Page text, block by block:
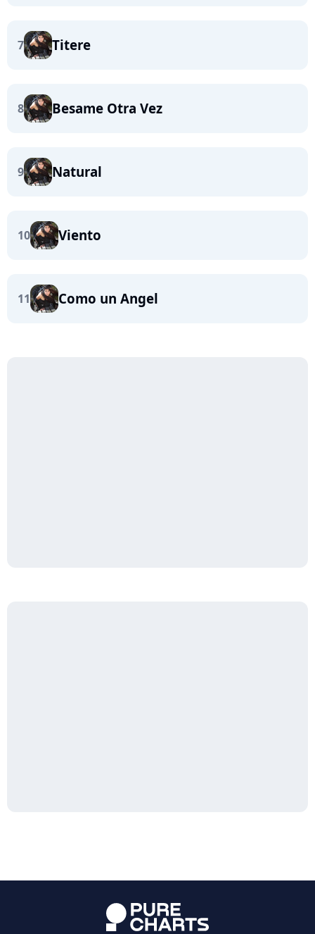
7 Titere
8 Besame Otra Vez
9 Natural
10 Viento
11 Como un Angel